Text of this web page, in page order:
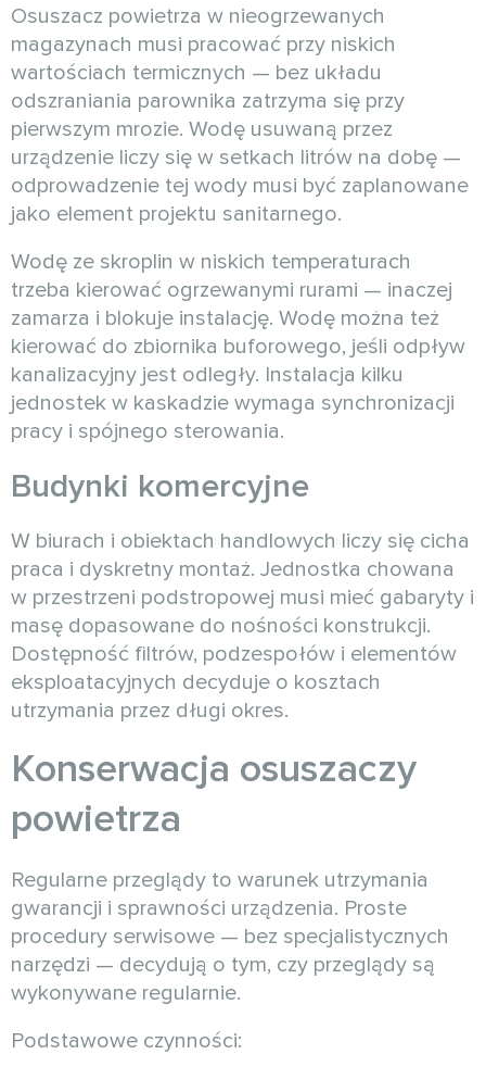
Osuszacz powietrza w nieogrzewanych
magazynach musi pracować przy niskich
wartościach termicznych — bez układu
odszraniania parownika zatrzyma się przy
pierwszym mrozie. Wodę usuwaną przez
urządzenie liczy się w setkach litrów na dobę —
odprowadzenie tej wody musi być zaplanowane
jako element projektu sanitarnego.
Wodę ze skroplin w niskich temperaturach
trzeba kierować ogrzewanymi rurami — inaczej
zamarza i blokuje instalację. Wodę można też
kierować do zbiornika buforowego, jeśli odpływ
kanalizacyjny jest odległy. Instalacja kilku
jednostek w kaskadzie wymaga synchronizacji
pracy i spójnego sterowania.
Budynki komercyjne
W biurach i obiektach handlowych liczy się cicha
praca i dyskretny montaż. Jednostka chowana
w przestrzeni podstropowej musi mieć gabaryty i
masę dopasowane do nośności konstrukcji.
Dostępność filtrów, podzespołów i elementów
eksploatacyjnych decyduje o kosztach
utrzymania przez długi okres.
Konserwacja osuszaczy
powietrza
Regularne przeglądy to warunek utrzymania
gwarancji i sprawności urządzenia. Proste
procedury serwisowe — bez specjalistycznych
narzędzi — decydują o tym, czy przeglądy są
wykonywane regularnie.
Podstawowe czynności: